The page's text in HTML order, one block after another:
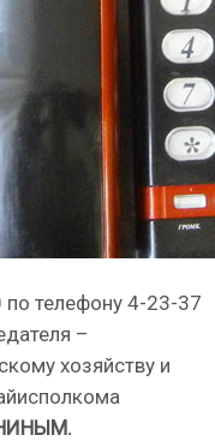
телефону 4-23-37
–
хозяйству и